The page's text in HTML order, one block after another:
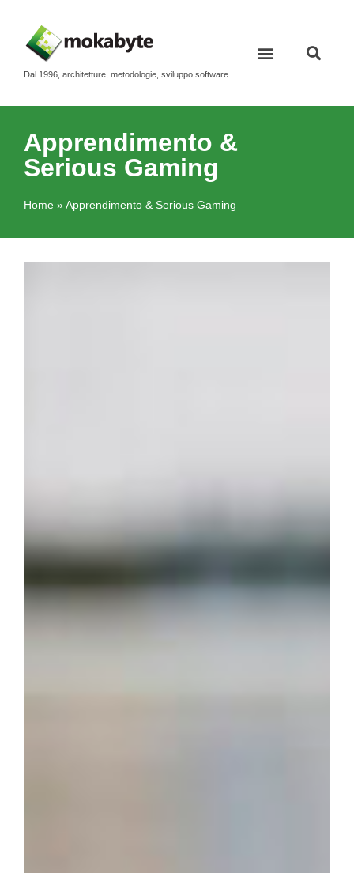
Dal 1996, architetture, metodologie, sviluppo software
Apprendimento &
Serious Gaming
Home » Apprendimento & Serious Gaming